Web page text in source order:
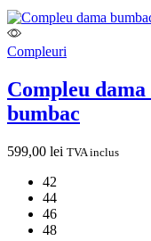
Compleuri
Compleu
bumbac
599,00 lei TVA inclus
42
44
46
48